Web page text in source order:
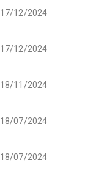
17/12/2024
17/12/2024
18/11/2024
18/07/2024
18/07/2024